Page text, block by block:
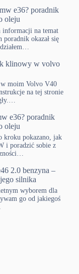
e36? poradnik
oleju
informacji na temat
okazał się
klinowy w volvo
w moim Volvo V40
na tej stronie
e36? poradnik
oleju
kroku pokazano, jak
i poradzić sobie z
2.0 benzyna –
silnika
wyborem dla
go od jakiegoś